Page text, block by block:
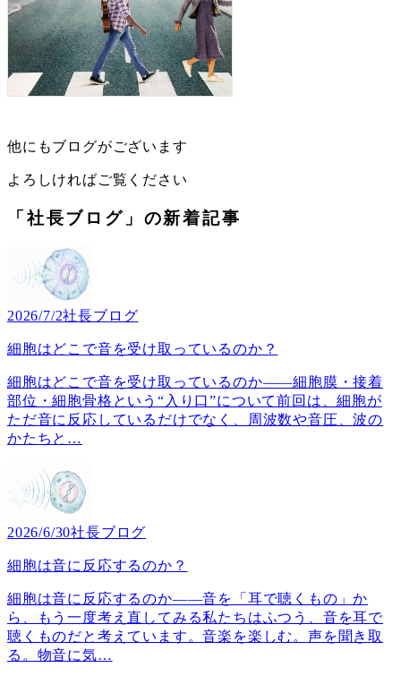
他にもブログがございます
よろしければご覧ください
「社長ブログ」の新着記事
2026/7/2社長ブログ
細胞はどこで音を受け取っているのか？
細胞はどこで音を受け取っているのか――細胞膜・接着
部位・細胞骨格という“入り口”について前回は、細胞が
ただ音に反応しているだけでなく、周波数や音圧、波の
かたちと …
2026/6/30社長ブログ
細胞は音に反応するのか？
細胞は音に反応するのか――音を「耳で聴くもの」か
ら、もう一度考え直してみる私たちはふつう、音を耳で
聴くものだと考えています。音楽を楽しむ。声を聞き取
る。物音に気…